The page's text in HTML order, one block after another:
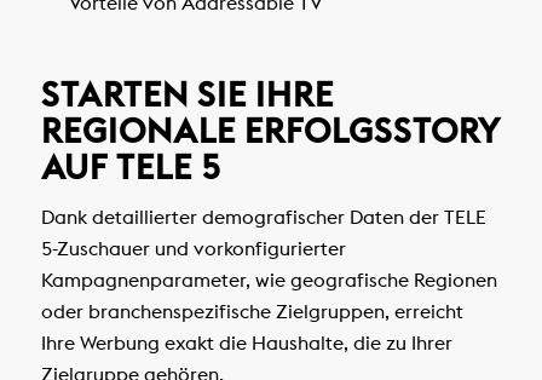
STARTEN SIE IHRE
REGIONALE ERFOLGSSTORY
AUF TELE 5
Dank detaillierter demografischer Daten der TELE
5-Zuschauer und vorkonfigurierter
Kampagnenparameter, wie geografische Regionen
oder branchenspezifische Zielgruppen, erreicht
Ihre Werbung exakt die Haushalte, die zu Ihrer
Zielgruppe gehören.